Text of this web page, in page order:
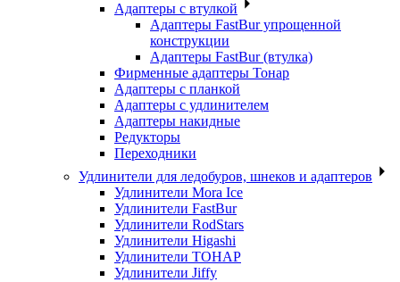
Адаптеры с втулкой
Адаптеры FastBur упрощенной
конструкции
Адаптеры FastBur (втулка)
Фирменные адаптеры Тонар
Адаптеры с планкой
Адаптеры с удлинителем
Адаптеры накидные
Редукторы
Переходники
Удлинители для ледобуров, шнеков и адаптеров
Удлинители Mora Ice
Удлинители FastBur
Удлинители RodStars
Удлинители Higashi
Удлинители ТОНАР
Удлинители Jiffy